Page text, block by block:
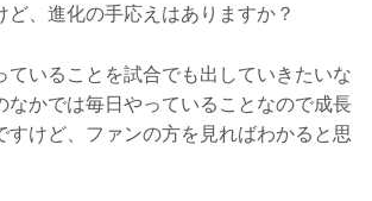
ど、進化の手応えはありますか？
いることを試合でも出していきたいな
なかでは毎日やっていることなので成長
すけど、ファンの方を見ればわかると思